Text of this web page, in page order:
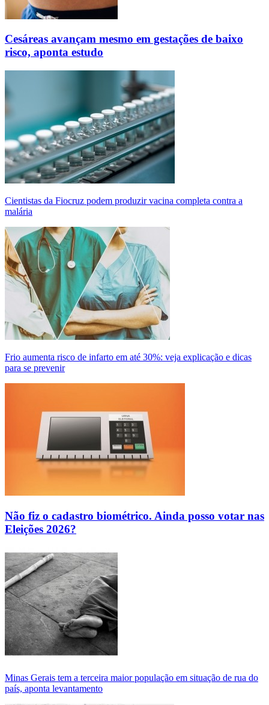
Cesáreas avançam mesmo em gestações de baixo
risco, aponta estudo
Cientistas da Fiocruz podem produzir vacina completa contra a
malária
Frio aumenta risco de infarto em até 30%: veja explicação e dicas
para se prevenir
Não fiz o cadastro biométrico. Ainda posso votar nas
Eleições 2026?
Minas Gerais tem a terceira maior população em situação de rua do
país, aponta levantamento